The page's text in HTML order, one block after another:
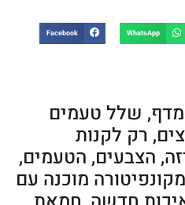
WhatsApp
Facebook
שלל טעמים
רק לקנות
הצבעים, הטעמים,
מוכנה עם